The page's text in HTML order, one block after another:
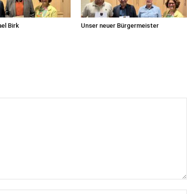
Birk Unser neuer Bürgermeister